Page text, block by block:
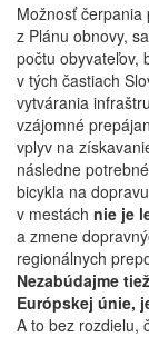
Možnosť
z Plánu obnovy,
počtu obyvateľov,
v tých častiach
vytvárania
vzájomné
vplyv na
následne
bicykla na
v mestách nie je
a zmene
regionálnych
Nezabúdajme
Európskej únie,
A to bez rozdielu,